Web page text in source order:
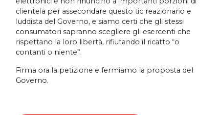
clientela per assecondare questo tic reazionario e
luddista del Governo, e siamo certi che gli stessi
consumatori sapranno scegliere gli esercenti che
rispettano la loro libertà, rifiutando il ricatto “o
contanti o niente”.
Firma ora la petizione e fermiamo la proposta del
Governo.